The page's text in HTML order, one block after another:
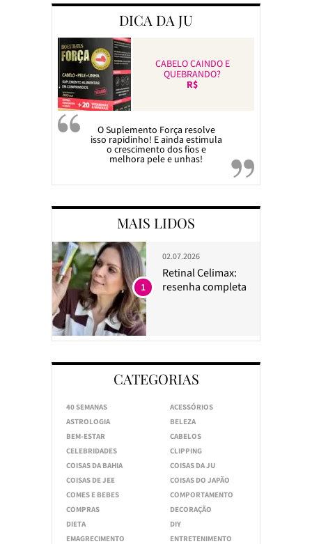
DICA DA JU
CABELO CAINDO E
QUEBRANDO?
R$
O Suplemento Força resolve
isso rapidinho! E ainda estimula
o crescimento dos fios e
melhora pele e unhas!
MAIS LIDOS
02.07.2026
Retinal Celimax:
resenha completa
1
CATEGORIAS
40 SEMANAS
ACESSÓRIOS
ASTROLOGIA
BELEZA
BEM-ESTAR
CABELOS
CELEBRIDADES
CLIPPING
COISAS DA BAHIA
COISAS DA JU
COISAS DE JEE
COISAS DO JAPÃO
COMES E BEBES
COMPORTAMENTO
COMPRAS
DECORAÇÃO
DIETA
DIY
EMAGRECIMENTO
ENTRETENIMENTO